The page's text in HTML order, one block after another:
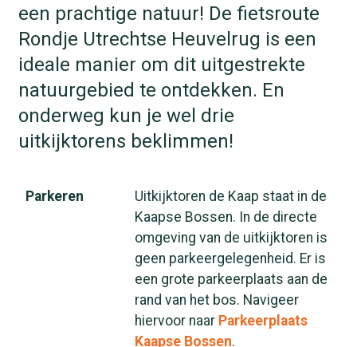
een prachtige natuur! De fietsroute
Rondje Utrechtse Heuvelrug is een
ideale manier om dit uitgestrekte
natuurgebied te ontdekken. En
onderweg kun je wel drie
uitkijktorens beklimmen!
Parkeren
Uitkijktoren de Kaap staat in de
Kaapse Bossen. In de directe
omgeving van de uitkijktoren is
geen parkeergelegenheid. Er is
een grote parkeerplaats aan de
rand van het bos. Navigeer
hiervoor naar Parkeerplaats
Kaapse Bossen.